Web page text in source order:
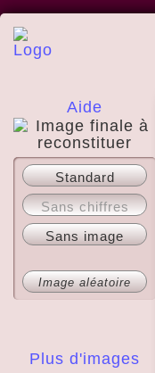
Aide
A propos
Plus d'images
Standard
Sans chiffres
Sans image
Image aléatoire